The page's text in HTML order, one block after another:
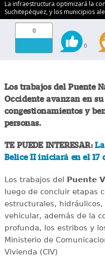
La infraestructura optimizará la
Suchitepéquez, y los municipios
0
0
Los trabajos del Puente
Occidente avanzan en
congestionamientos y
personas.
TE PUEDE INTERESAR:
Belice II iniciará en el 17
Los trabajos del Puente
luego de concluir etapas
estructurales,
vehicular, además de la
profunda, los estribos y
Ministerio de
Vivienda (CIV)